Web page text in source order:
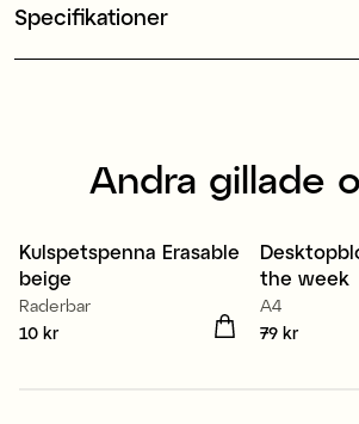
Specifikationer
Andra gillade
Kulspetspenna Erasable
beige
Raderbar
Pris:
10 kr
the week
A4
Pris:
79 kr